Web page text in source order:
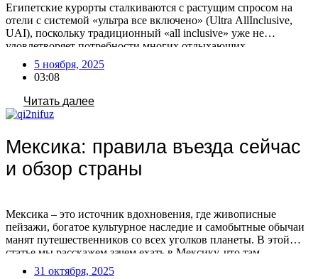
Египетские курорты сталкиваются с растущим спросом на
отели с системой «ультра все включено» (Ultra AllInclusive,
UAI), поскольку традиционный «all inclusive» уже не
удовлетворяет потребности многих отдыхающих.
Туроператоры фиксируют увеличение числа бронирований по
этой системе, что связано с изменением предпочтений
туристов. Путешественники все чаще выбирают отели с
расширенным пакетом услуг, стремясь к максимальному
комфорту и предсказуемости […]
5 ноября, 2025
03:08
Читать далее
Мексика: правила въезда сейчас
и обзор страны
Мексика – это источник вдохновения, где живописные
пейзажи, богатое культурное наследие и самобытные обычаи
манят путешественников со всех уголков планеты. В этой
статье мы расскажем зачем ехать в Мексику, что там
посмотреть, нужна ли виза сейчас и как лететь в эту страну.
31 октября, 2025